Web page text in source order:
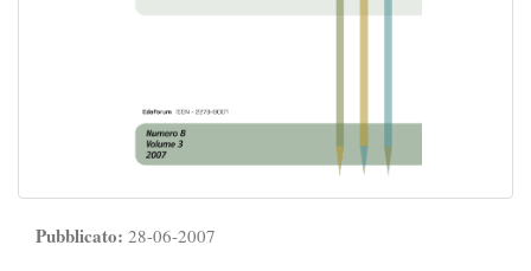
Pubblicato: 28-06-2007